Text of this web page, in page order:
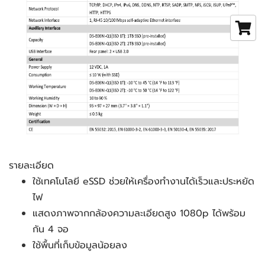
รายละเอียด
ใช้เทคโนโลยี eSSD ช่วยให้เครื่องทำงานได้เร็วและประหยัด
ไฟ
แสดงภาพจากกล้องความละเอียดสูง 1080p ได้พร้อม
กัน 4 จอ
ใช้พื้นที่เก็บข้อมูลน้อยลง